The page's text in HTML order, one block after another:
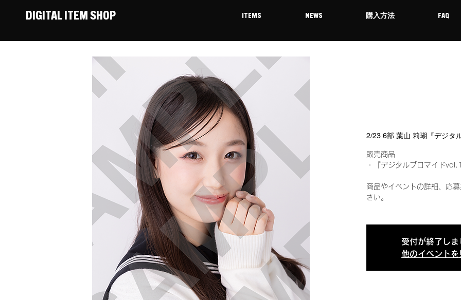
DIGITAL ITEM SHOP ITEMS NEWS 購入方法 FAQ
2/23 6部 葉山 莉瑚『デジタ
販売商品
・『デジタルブロマイド
商品やイベントの詳細、応
さい。
受付が終了しま
他のイベントを